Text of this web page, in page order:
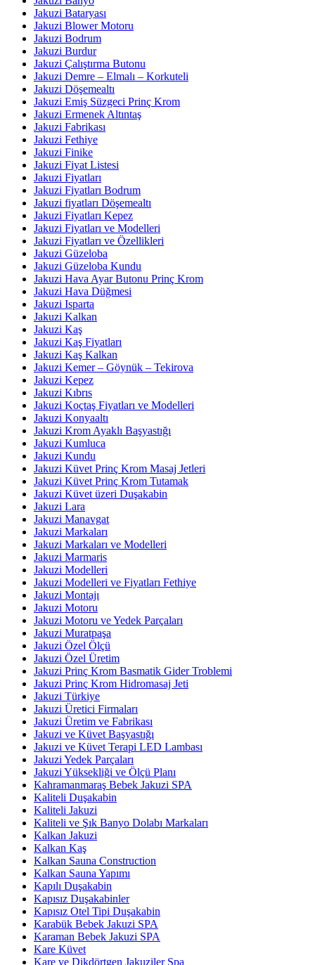
Jakuzi Bataryası
Jakuzi Blower Motoru
Jakuzi Bodrum
Jakuzi Burdur
Jakuzi Çalıştırma Butonu
Jakuzi Demre – Elmalı – Korkuteli
Jakuzi Döşemealtı
Jakuzi Emiş Süzgeci Prinç Krom
Jakuzi Ermenek Altıntaş
Jakuzi Fabrikası
Jakuzi Fethiye
Jakuzi Finike
Jakuzi Fiyat Listesi
Jakuzi Fiyatları
Jakuzi Fiyatları Bodrum
Jakuzi fiyatları Döşemealtı
Jakuzi Fiyatları Kepez
Jakuzi Fiyatları ve Modelleri
Jakuzi Fiyatları ve Özellikleri
Jakuzi Güzeloba
Jakuzi Güzeloba Kundu
Jakuzi Hava Ayar Butonu Prinç Krom
Jakuzi Hava Düğmesi
Jakuzi Isparta
Jakuzi Kalkan
Jakuzi Kaş
Jakuzi Kaş Fiyatları
Jakuzi Kaş Kalkan
Jakuzi Kemer – Göynük – Tekirova
Jakuzi Kepez
Jakuzi Kıbrıs
Jakuzi Koçtaş Fiyatları ve Modelleri
Jakuzi Konyaaltı
Jakuzi Krom Ayaklı Başyastığı
Jakuzi Kumluca
Jakuzi Kundu
Jakuzi Küvet Prinç Krom Masaj Jetleri
Jakuzi Küvet Prinç Krom Tutamak
Jakuzi Küvet üzeri Duşakabin
Jakuzi Lara
Jakuzi Manavgat
Jakuzi Markaları
Jakuzi Markaları ve Modelleri
Jakuzi Marmaris
Jakuzi Modelleri
Jakuzi Modelleri ve Fiyatları Fethiye
Jakuzi Montajı
Jakuzi Motoru
Jakuzi Motoru ve Yedek Parçaları
Jakuzi Muratpaşa
Jakuzi Özel Ölçü
Jakuzi Özel Üretim
Jakuzi Prinç Krom Basmatik Gider Troblemi
Jakuzi Prinç Krom Hidromasaj Jeti
Jakuzi Türkiye
Jakuzi Üretici Firmaları
Jakuzi Üretim ve Fabrikası
Jakuzi ve Küvet Başyastığı
Jakuzi ve Küvet Terapi LED Lambası
Jakuzi Yedek Parçaları
Jakuzi Yüksekliği ve Ölçü Planı
Kahramanmaraş Bebek Jakuzi SPA
Kaliteli Duşakabin
Kaliteli Jakuzi
Kaliteli ve Şık Banyo Dolabı Markaları
Kalkan Jakuzi
Kalkan Kaş
Kalkan Sauna Construction
Kalkan Sauna Yapımı
Kapılı Duşakabin
Kapısız Duşakabinler
Kapısız Otel Tipi Duşakabin
Karabük Bebek Jakuzi SPA
Karaman Bebek Jakuzi SPA
Kare Küvet
Kare ve Dikdörtgen Jakuziler Spa